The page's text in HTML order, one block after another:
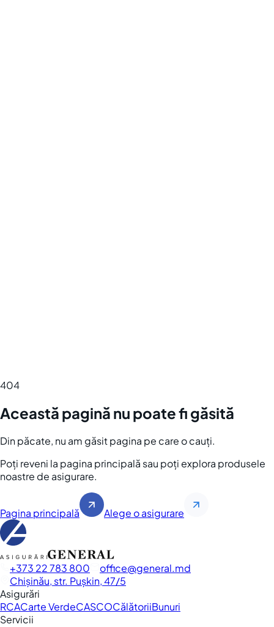
404
Această pagină nu poate fi găsită
Din păcate, nu am găsit pagina pe care o cauți.
Poți reveni la pagina principală sau poți explora produsele
noastre de asigurare.
Pagina principală Alege o asigurare
+373 22 783 800 office
general.md
Chișinău, str. Pușkin, 47/5
Asigurări
RCACarte VerdeCASCOCălătoriiBunuri
Servicii